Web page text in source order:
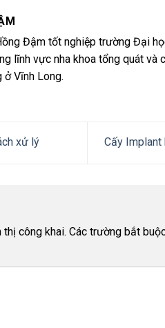
Đậm tốt nghiệp trường Đại
lĩnh vực nha khoa tổng quát và
ở Vĩnh Long.
xử lý Cấy
công khai. Các trường bắt